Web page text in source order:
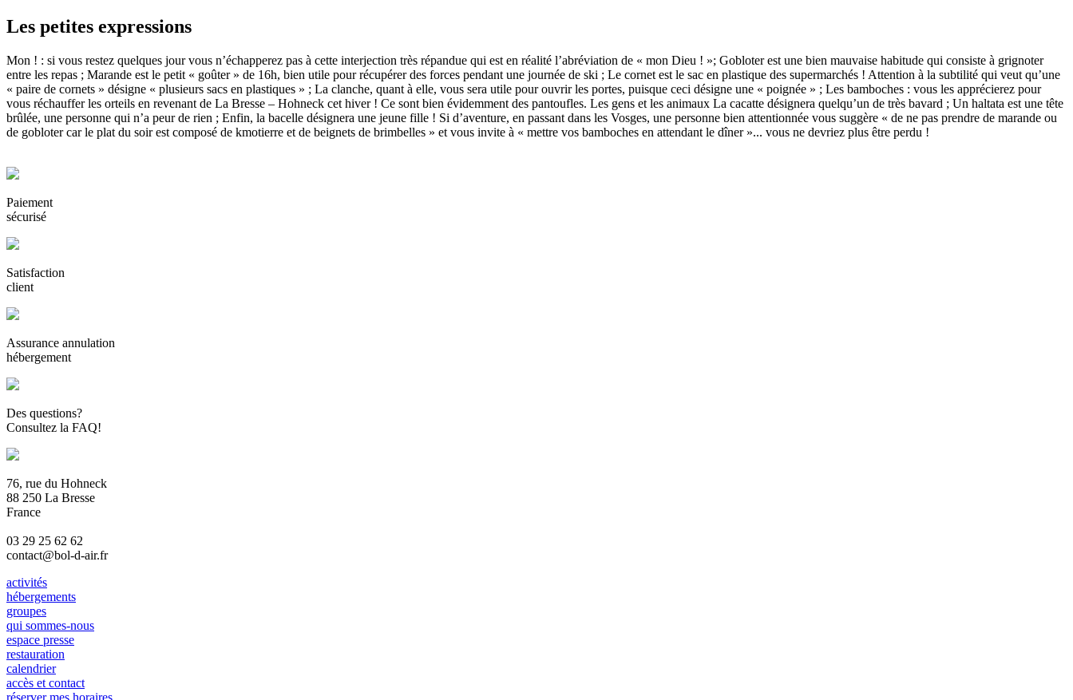
Les petites expressions
Mon ! : si vous restez quelques jour vous n’échapperez pas à cette interjection très répandue qui est en réalité l’abréviation de « mon Dieu ! »; Gobloter est une bien mauvaise habitude qui consiste à grignoter
entre les repas ; Marande est le petit « goûter » de 16h, bien utile pour récupérer des forces pendant une journée de ski ; Le cornet est le sac en plastique des supermarchés ! Attention à la subtilité qui veut qu’une
« paire de cornets » désigne « plusieurs sacs en plastiques » ; La clanche, quant à elle, vous sera utile pour ouvrir les portes, puisque ceci désigne une « poignée » ; Les bamboches : vous les apprécierez pour
vous réchauffer les orteils en revenant de La Bresse – Hohneck cet hiver ! Ce sont bien évidemment des pantoufles. Les gens et les animaux La cacatte désignera quelqu’un de très bavard ; Un haltata est une tête
brûlée, une personne qui n’a peur de rien ; Enfin, la bacelle désignera une jeune fille ! Si d’aventure, en passant dans les Vosges, une personne bien attentionnée vous suggère « de ne pas prendre de marande ou
de gobloter car le plat du soir est composé de kmotierre et de beignets de brimbelles » et vous invite à « mettre vos bamboches en attendant le dîner »... vous ne devriez plus être perdu !
Paiement
sécurisé
Satisfaction
client
Assurance annulation
hébergement
Des questions?
Consultez la FAQ!
76, rue du Hohneck
88 250 La Bresse
France
03 29 25 62 62
contact@bol-d-air.fr
activités
hébergements
groupes
qui sommes-nous
espace presse
restauration
calendrier
accès et contact
réserver mes horaires